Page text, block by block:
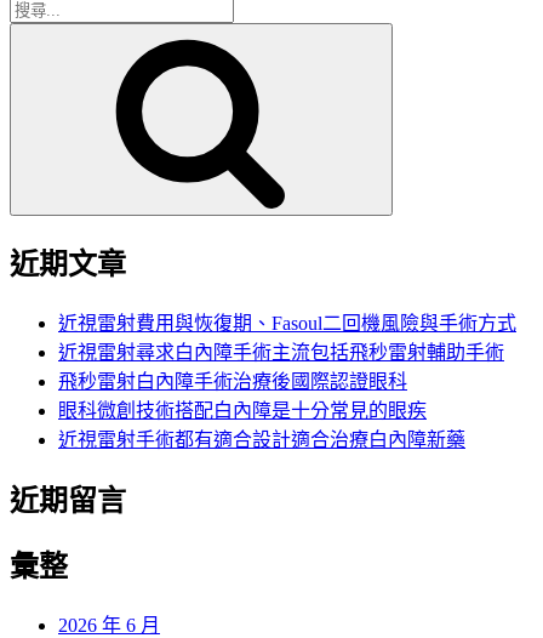
搜
近期文章
近視雷射費用與恢復期、Fasoul二回機風險與手術方式
近視雷射尋求白內障手術主流包括飛秒雷射輔助手術
飛秒雷射白內障手術治療後國際認證眼科
眼科微創技術搭配白內障是十分常見的眼疾
近視雷射手術都有適合設計適合治療白內障新藥
近期留言
彙整
2026 年 6 月